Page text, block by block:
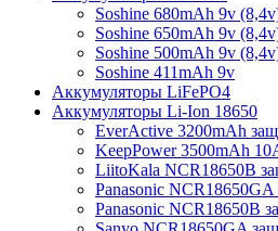
Soshine 680mAh 9v
Soshine 650mAh 9v
Soshine 500mAh 9v
Soshine 411mAh 9v
Аккумуляторы LiFePO4
Аккумуляторы Li-Ion 18650
EverActive 3200mAh
KeepPower 3500mAh
LiitoKala NCR18650B
Panasonic
Panasonic NCR18650B